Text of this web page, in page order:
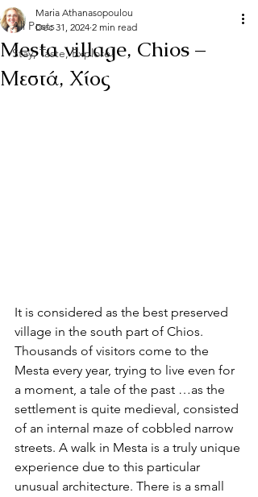
All Posts
Stay, Taste, Explore!
Mesta village, Chios –
Μεστά, Χίος
Maria Athanasopoulou
Dec 31, 2024 2 min read
It is considered as the best preserved
village in the south part of Chios.
Thousands of visitors come to the
Mesta every year, trying to live even for
a moment, a tale of the past …as the
settlement is quite medieval, consisted
of an internal maze of cobbled narrow
streets. A walk in Mesta is a truly unique
experience due to this particular
unusual architecture. There is a small